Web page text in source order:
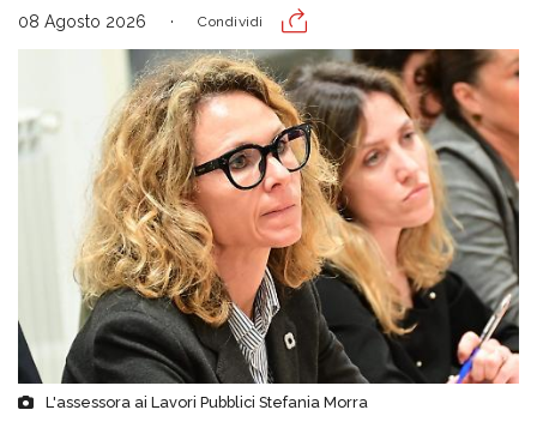
08 Agosto 2026 Condividi
L'assessora ai Lavori Pubblici Stefania Morra